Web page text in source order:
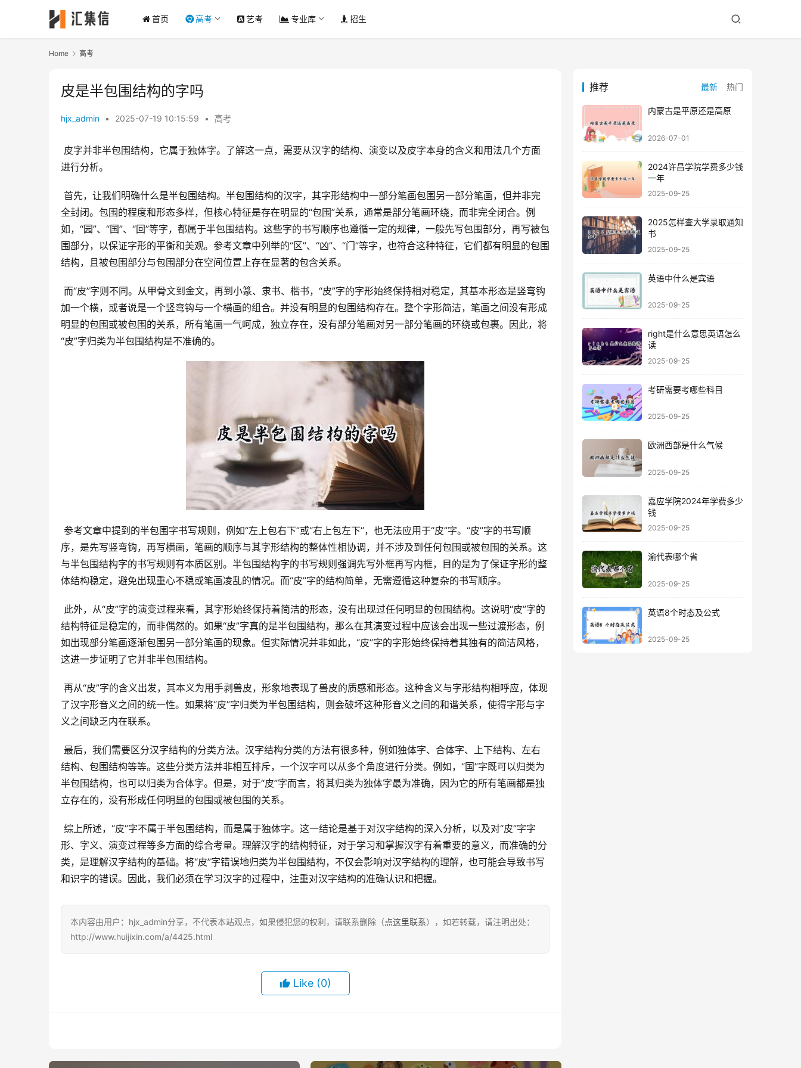
首页 高考 艺考 专业库 招生
Home 高考
皮是半包围结构的字吗
hjx_admin • 2025-07-19 10:15:59 • 高考
进行分析。
全封闭。包围的程度和形态多样，但核心特征是存在明显的“包围”关系，通常是部分笔画环绕，而非完全闭合。例
如，“园”、“国”、“回”等字，都属于半包围结构。这些字的书写顺序也遵循一定的规律，一般先写包围部分，再写被包
围部分，以保证字形的平衡和美观。参考文章中列举的“区”、“凶”、“门”等字，也符合这种特征，它们都有明显的包围
结构，且被包围部分与包围部分在空间位置上存在显著的包含关系。
加一个横，或者说是一个竖弯钩与一个横画的组合。并没有明显的包围结构存在。整个字形简洁，笔画之间没有形成
明显的包围或被包围的关系，所有笔画一气呵成，独立存在，没有部分笔画对另一部分笔画的环绕或包裹。因此，将
“皮”字归类为半包围结构是不准确的。
序，是先写竖弯钩，再写横画，笔画的顺序与其字形结构的整体性相协调，并不涉及到任何包围或被包围的关系。这
与半包围结构字的书写规则有本质区别。半包围结构字的书写规则强调先写外框再写内框，目的是为了保证字形的整
体结构稳定，避免出现重心不稳或笔画凌乱的情况。而“皮”字的结构简单，无需遵循这种复杂的书写顺序。
结构特征是稳定的，而非偶然的。如果“皮”字真的是半包围结构，那么在其演变过程中应该会出现一些过渡形态，例
如出现部分笔画逐渐包围另一部分笔画的现象。但实际情况并非如此，“皮”字的字形始终保持着其独有的简洁风格，
这进一步证明了它并非半包围结构。
了汉字形音义之间的统一性。如果将“皮”字归类为半包围结构，则会破坏这种形音义之间的和谐关系，使得字形与字
义之间缺乏内在联系。
结构、包围结构等等。这些分类方法并非相互排斥，一个汉字可以从多个角度进行分类。例如，“国”字既可以归类为
半包围结构，也可以归类为合体字。但是，对于“皮”字而言，将其归类为独体字最为准确，因为它的所有笔画都是独
立存在的，没有形成任何明显的包围或被包围的关系。
形、字义、演变过程等多方面的综合考量。理解汉字的结构特征，对于学习和掌握汉字有着重要的意义，而准确的分
类，是理解汉字结构的基础。将“皮”字错误地归类为半包围结构，不仅会影响对汉字结构的理解，也可能会导致书写
和识字的错误。因此，我们必须在学习汉字的过程中，注重对汉字结构的准确认识和把握。
本内容由用户：hjx_admin分享，不代表本站观点，如果侵犯您的权利，请联系删除（点这里联系），如若转载，请注明出处：
http://www.huijixin.com/a/4425.html
Like (0)
推荐 最新 热门
内蒙古是平原还是高原
2026-07-01
2024许昌学院学费多少钱
一年
2025-09-25
2025怎样查大学录取通知
书
2025-09-25
英语中什么是宾语
2025-09-25
right是什么意思英语怎么
读
2025-09-25
考研需要考哪些科目
2025-09-25
欧洲西部是什么气候
2025-09-25
嘉应学院2024年学费多少
钱
2025-09-25
渝代表哪个省
2025-09-25
英语8个时态及公式
2025-09-25